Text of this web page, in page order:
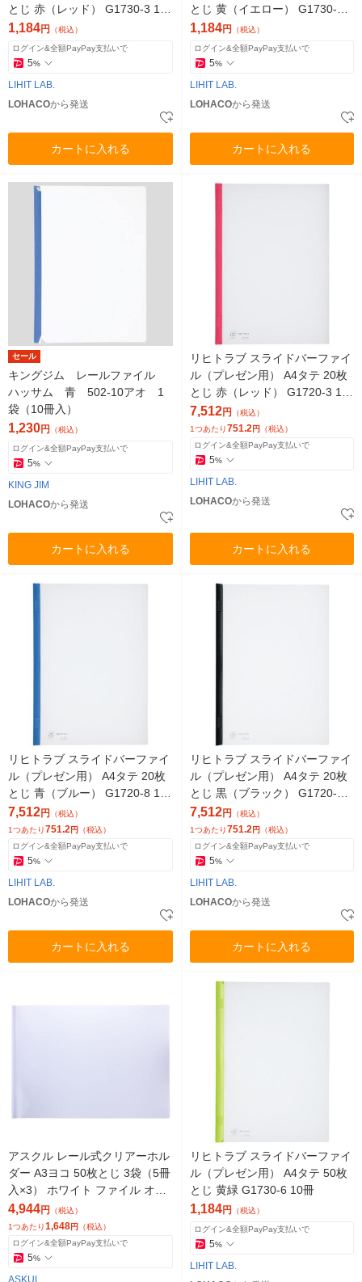
とじ 赤（レッド） G1730-3 1袋
（10冊入）
1,184円 （税込）
ログイン&全額PayPay支払いで
5%
LIHIT LAB.
LOHACOから発送
カートに入れる
とじ 黄（イエロー） G1730-5 1
袋（10冊入）
1,184円 （税込）
ログイン&全額PayPay支払いで
5%
LIHIT LAB.
LOHACOから発送
カートに入れる
セール
キングジム レールファイル
ハッサム 青 502-10アオ 1
袋（10冊入）
1,230円 （税込）
ログイン&全額PayPay支払いで
5%
KING JIM
LOHACOから発送
カートに入れる
リヒトラブ スライドバーファイ
ル（プレゼン用） A4タテ 20枚
とじ 赤（レッド） G1720-3 10
0冊
7,512円
（税込）
1つあたり751.2円 （税込）
ログイン&全額PayPay支払いで
5%
LIHIT LAB.
LOHACOから発送
カートに入れる
リヒトラブ スライドバーファイ
ル（プレゼン用） A4タテ 20枚
とじ 青（ブルー） G1720-8 10
0冊
7,512円 （税込）
1つあたり751.2円 （税込）
ログイン&全額PayPay支払いで
5%
LIHIT LAB.
LOHACOから発送
カートに入れる
リヒトラブ スライドバーファイ
ル（プレゼン用） A4タテ 20枚
とじ 黒（ブラック） G1720-24
100冊
7,512円 （税込）
1つあたり751.2 円 （税込）
ログイン&全額PayPay支払いで
5%
LIHIT LAB.
LOHACOから発送
カートに入れる
アスクル レール式クリアーホル
ダー A3ヨコ 50枚とじ 3袋（5冊
入×3） ホワイト ファイル オリ
ジナル
4,944円
（税込）
1つあたり1,648円 （税込）
ログイン&全額PayPay支払いで
5%
リヒトラブ スライドバーファイ
ル（プレゼン用） A4タテ 50枚
とじ 黄緑 G1730-6 10冊
1,184円 （税込）
ログイン&全額PayPay支払いで
5%
LIHIT LAB.